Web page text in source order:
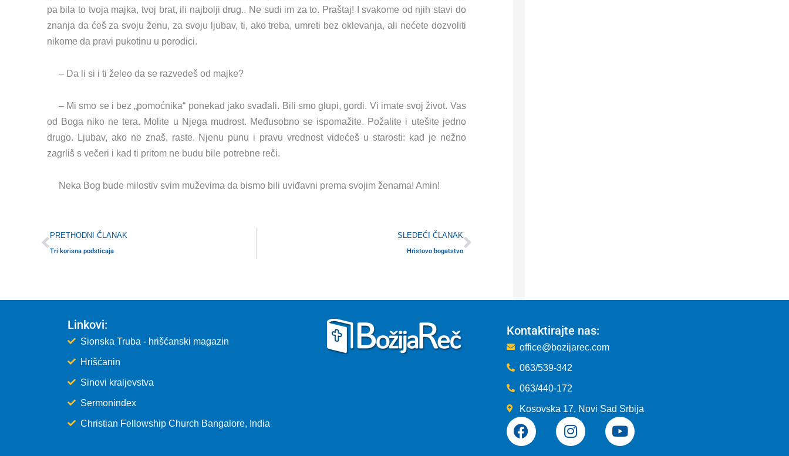
pa bila to tvoja majka, tvoj brat, ili najbolji drug.. Ne sudi im za to. Praštaj! I svakome od njih stavi do
znanja da ćeš za svoju ženu, za svoju ljubav, ti, ako treba, umreti bez oklevanja, ali nećete dozvoliti
nikome da pravi pukotinu u porodici.
– Da li si i ti želeo da se razvedeš od majke?
– Mi smo se i bez „pomoćnika“ ponekad jako svađali. Bili smo glupi, gordi. Vi imate svoj život. Vas
od Boga niko ne tera. Molite u Njega mudrost. Međusobno se ispomažite. Požalite i utešite jedno
drugo. Ljubav, ako ne znaš, raste. Njenu punu i pravu vrednost videćeš u starosti: kad je nežno
zagrliš s večeri i kad ti pritom ne budu bile potrebne reči.
Neka Bog bude milostiv svim muževima da bismo bili uviđavni prema svojim ženama! Amin!
Prev
PRETHODNI ČLANAK
Tri korisna podsticaja
SLEDEĆI ČLANAK
Hristovo bogatstvo
Next
Linkovi:
Sionska Truba - hrišćanski magazin
Hrišćanin
Sinovi kraljevstva
Sermonindex
Christian Fellowship Church Bangalore, India
Kontaktirajte nas:
office@bozijarec.com
063/539-342
063/440-172
Kosovska 17, Novi Sad Srbija
F
a
I
n
Y
o